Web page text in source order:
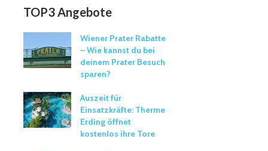
TOP3 Angebote
Wiener Prater Rabatte
– Wie kannst du bei
deinem Prater Besuch
sparen?
Auszeit für
Einsatzkräfte: Therme
Erding öffnet
kostenlos ihre Tore